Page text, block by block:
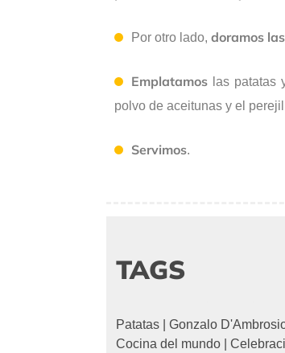
Por otro lado, doramos
Emplatamos las patatas
polvo de aceitunas y el
Servimos.
TAGS
Patatas Gonzalo
Cocina del mundo